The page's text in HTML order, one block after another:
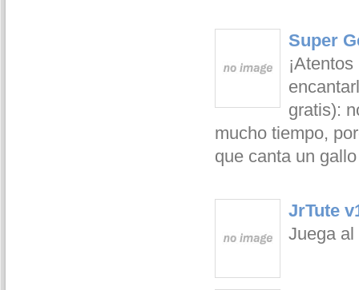
Super
gratis):
mucho tiempo,
que canta un
JrTute
Juega al